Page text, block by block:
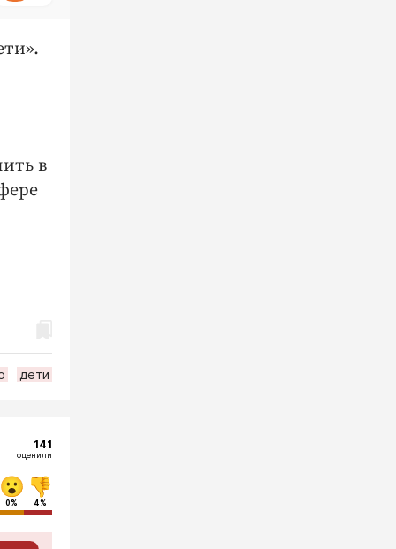
в
дети
141
оценили
0% 4%